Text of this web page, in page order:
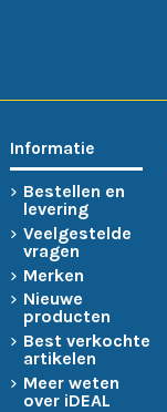
Informatie
Bestellen en
levering
Veelgestelde
vragen
Merken
Nieuwe
producten
Best verkochte
artikelen
Meer weten
over iDEAL